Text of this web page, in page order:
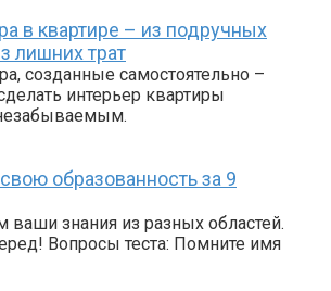
в квартире – из подручных
лишних трат
созданные самостоятельно –
интерьер квартиры
образованность за 9
ваши знания из разных областей.
Вопросы теста: Помните имя